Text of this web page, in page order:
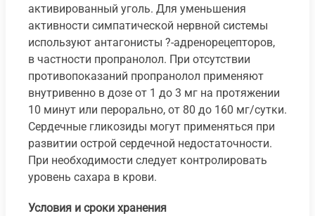
активированный уголь. Для уменьшения
активности симпатической нервной системы
используют антагонисты ?-адренорецепторов,
в частности пропранолол. При отсутствии
противопоказаний пропранолол применяют
внутривенно в дозе от 1 до 3 мг на протяжении
10 минут или перорально, от 80 до 160 мг/сутки.
Сердечные гликозиды могут применяться при
развитии острой сердечной недостаточности.
При необходимости следует контролировать
уровень сахара в крови.
Условия и сроки хранения